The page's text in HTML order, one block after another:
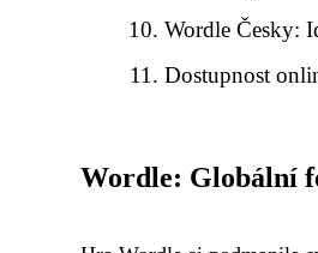
Wordle Česky:
Dostupnost
Wordle: Globální